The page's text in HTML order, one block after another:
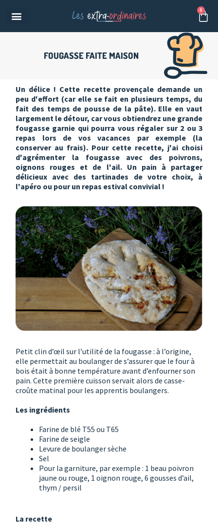
contenu
0
FOUGASSE FAITE MAISON
Un délice ! Cette recette provençale demande un
peu d'effort (car elle se fait en plusieurs temps, du
fait des temps de pousse de la pâte). Elle en vaut
largement le détour, car vous obtiendrez une grande
fougasse garnie qui pourra vous régaler sur 2 ou 3
repas lors de vos vacances par exemple (la
conserver au frais). Pour cette recette, j'ai choisi
d'agrémenter la fougasse avec des poivrons,
oignons rouges et de l'ail. Un pain à partager
délicieux avec des tartinades de votre choix, à
l'apéro ou pour un repas estival convivial !
Petit clin d’œil sur l’utilité de la fougasse : à l’origine,
elle permettait au boulanger de s’assurer que le four à
bois était à bonne température avant d’enfourner son
pain. Cette première cuisson servait alors de casse-
croûte matinal pour les apprentis boulangers.
Les ingrédients
Farine de blé T55 ou T65
Farine de seigle
Levure de boulanger sèche
Sel
Pour la garniture, par exemple : 1 beau poivron
jaune ou rouge, 1 oignon rouge, 6 gousses d’ail,
thym / persil
La recette